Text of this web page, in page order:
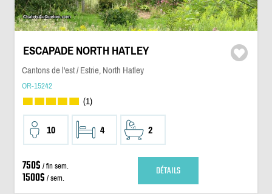
ESCAPADE NORTH HATLEY
Cantons de l'est / Estrie, North Hatley
OR-15242
(1)
10 4 2
750$ / fin sem.
1500$ / sem. DÉTAILS